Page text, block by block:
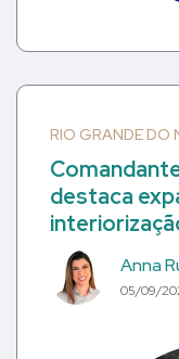
RIO GRANDE DO
destaca
Anna
05/09/